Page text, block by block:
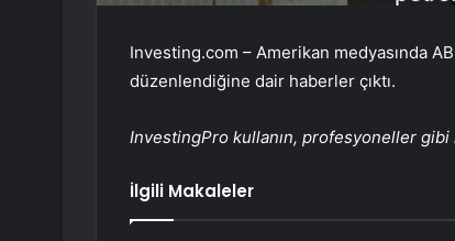
Investing.com – Amerikan medyasında
düzenlendiğine dair haberler çıktı.
InvestingPro kullanın, profesyoneller gibi
İlgili Makaleler